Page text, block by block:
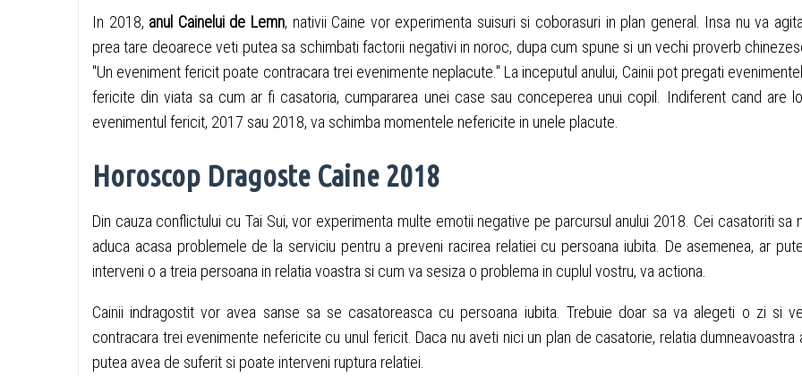
In 2018, anul Cainelui de Lemn, nativii Caine vor experimenta suisuri si coborasuri in plan general. Insa nu va
prea tare deoarece veti putea sa schimbati factorii negativi in noroc, dupa cum spune si un vechi proverb
"Un eveniment fericit poate contracara trei evenimente neplacute." La inceputul anului, Cainii pot pregati
fericite din viata sa cum ar fi casatoria, cumpararea unei case sau conceperea unui copil. Indiferent cand are
evenimentul fericit, 2017 sau 2018, va schimba momentele nefericite in unele placute.
Horoscop Dragoste Caine 2018
Din cauza conflictului cu Tai Sui, vor experimenta multe emotii negative pe parcursul anului 2018. Cei casatoriti sa
aduca acasa problemele de la serviciu pentru a preveni racirea relatiei cu persoana iubita. De asemenea, ar
interveni o a treia persoana in relatia voastra si cum va sesiza o problema in cuplul vostru, va actiona.
Cainii indragostit vor avea sanse sa se casatoreasca cu persoana iubita. Trebuie doar sa va alegeti o zi si
contracara trei evenimente nefericite cu unul fericit. Daca nu aveti nici un plan de casatorie, relatia dumneavoastra
putea avea de suferit si poate interveni ruptura relatiei.